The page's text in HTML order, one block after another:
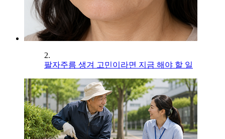
2.
팔자주름 생겨 고민이라면 지금 해야 할 일